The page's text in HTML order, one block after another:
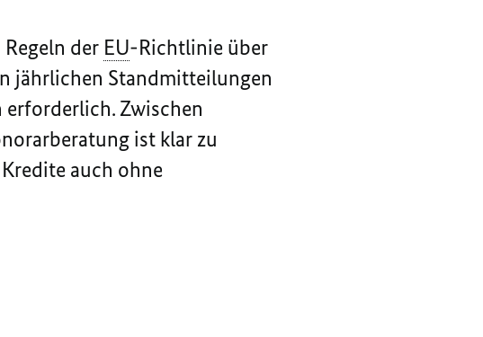
der EU-Richtlinie über
jährlichen Standmitteilungen
Zwischen
ist klar zu
auch ohne